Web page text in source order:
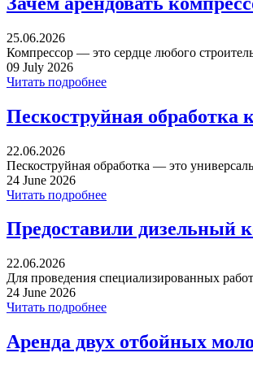
25.06.2026
Компрессор — это сердце любого
09 July 2026
Читать подробнее
Пескоструйная
22.06.2026
Пескоструйная обработка — это
24 June 2026
Читать подробнее
Предоставили дизельный
22.06.2026
Для проведения специализированных
24 June 2026
Читать подробнее
Аренда двух отбойных